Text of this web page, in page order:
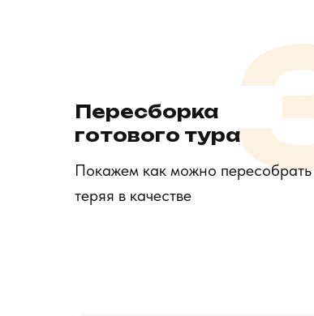
Пересборка
готового тура
Покажем как можно
теряя в качестве